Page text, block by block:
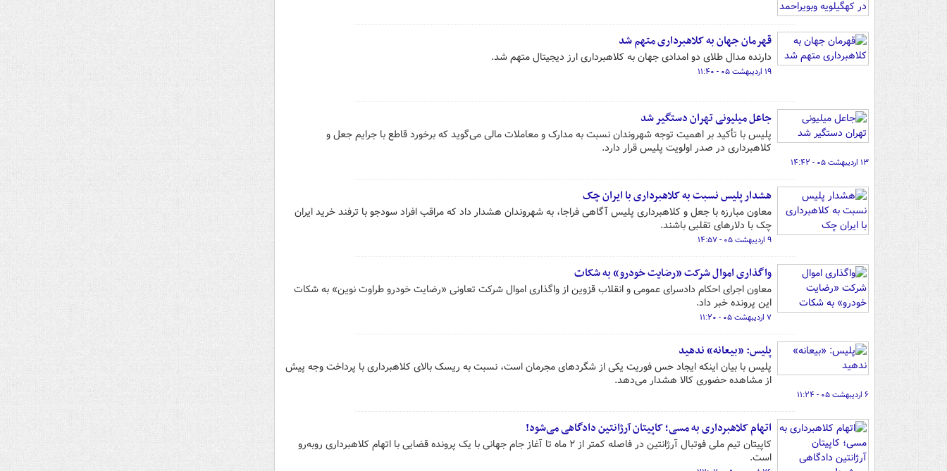
قهرمان جهان به کلاهبرداری متهم شد
دارنده مدال طلای دو امدادی جهان به کلاهبرداری ارز دیجیتال متهم شد.
۱۹ اردیبهشت ۰۵ - ۱۱:۴۰
جاعل میلیونی تهران دستگیر شد
پلیس با تأکید بر اهمیت توجه شهروندان نسبت به مدارک و معاملات مالی می‌گوید که برخورد قاطع با جرایم جعل و
کلاهبرداری در صدر اولویت پلیس قرار دارد.
۱۳ اردیبهشت ۰۵ - ۱۴:۴۲
هشدار پلیس نسبت به کلاهبرداری با ایران چک
معاون مبارزه با جعل و کلاهبرداری پلیس آگاهی فراجا، به شهروندان هشدار داد که مراقب افراد سودجو با ترفند خرید ایران
چک با دلارهای تقلبی باشند.
۹ اردیبهشت ۰۵ - ۱۴:۵۷
واگذاری اموال شرکت «رضایت خودرو» به شکات
معاون اجرای احکام دادسرای عمومی و انقلاب قزوین از واگذاری اموال شرکت تعاونی «رضایت خودرو طراوت نوین» به شکات
این پرونده خبر داد.
۷ اردیبهشت ۰۵ - ۱۱:۲۰
پلیس: «بیعانه» ندهید
پلیس با بیان اینکه ایجاد حس فوریت یکی از شگردهای مجرمان است، نسبت به ریسک بالای کلاهبرداری با پرداخت وجه پیش
از مشاهده حضوری کالا هشدار می‌دهد.
۶ اردیبهشت ۰۵ - ۱۱:۲۴
اتهام کلاهبرداری به مسی؛ کاپیتان آرژانتین دادگاهی می‌شود!
کاپیتان تیم ملی فوتبال آرژانتین در فاصله کمتر از ۲ ماه تا آغاز جام جهانی با یک پرونده قضایی با اتهام کلاهبرداری روبه‌رو
است.